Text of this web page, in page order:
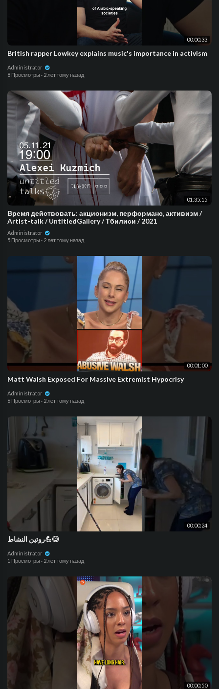
00:00:33
British rapper Lowkey explains music's importance in activism
Administrator
8 Просмотры · 2 лет тому назад
01:35:15
Время действовать: акционизм, перформанс, активизм /
Artist-talk / UntitledGallery / Тбилиси / 2021
Administrator
5 Просмотры · 2 лет тому назад
00:01:00
Matt Walsh Exposed For Massive Extremist Hypocrisy
Administrator
6 Просмотры · 2 лет тому назад
00:00:24
روتين النشاط💪😊
Administrator
1 Просмотры · 2 лет тому назад
00:00:50